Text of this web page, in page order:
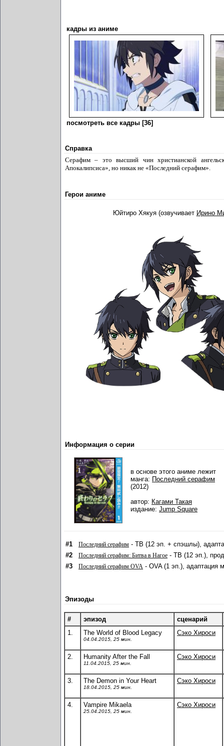
кадры из аниме
посмотреть все кадры [36]
Справка
Серафим – это высший чин христианской
Апокалипсиса», но никак не «Последний серафим».
Герои аниме
Юйтиро Хякуя (озвучивает Ирино
Информация о серии
в основе этого аниме лежит
манга: Последний серафим
(2012)
автор: Кагами Такая
издание: Jump Square
#1 Последний серафим - ТВ (12 эп. + спэшлы),
#2
Последний серафим: Битва в Нагое - ТВ (12 эп.),
#3
Последний серафим OVA - OVA (1 эп.), адаптация
Эпизоды
# эпизод
сценарий
1.
The World of Blood Legacy
04.04.2015, 25 мин.
Сэко Хироси
2. Humanity After the Fall
11.04.2015, 25 мин.
Сэко Хироси
3. The Demon in Your Heart
18.04.2015, 25 мин.
Сэко Хироси
4. Vampire Mikaela
25.04.2015, 25 мин.
Сэко Хироси